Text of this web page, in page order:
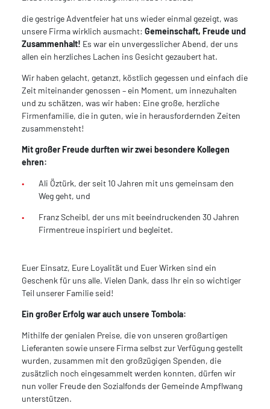
die gestrige Adventfeier hat uns wieder einmal gezeigt, was
unsere Firma wirklich ausmacht: Gemeinschaft, Freude und
Zusammenhalt! Es war ein unvergesslicher Abend, der uns
allen ein herzliches Lachen ins Gesicht gezaubert hat.
Wir haben gelacht, getanzt, köstlich gegessen und einfach die
Zeit miteinander genossen – ein Moment, um innezuhalten
und zu schätzen, was wir haben: Eine große, herzliche
Firmenfamilie, die in guten, wie in herausfordernden Zeiten
zusammensteht!
Mit großer Freude durften wir zwei besondere Kollegen
ehren:
Ali Öztürk, der seit 10 Jahren mit uns gemeinsam den
Weg geht, und
Franz Scheibl, der uns mit beeindruckenden 30 Jahren
Firmentreue inspiriert und begleitet.
Euer Einsatz, Eure Loyalität und Euer Wirken sind ein
Geschenk für uns alle. Vielen Dank, dass Ihr ein so wichtiger
Teil unserer Familie seid!
Ein großer Erfolg war auch unsere Tombola:
Mithilfe der genialen Preise, die von unseren großartigen
Lieferanten sowie unsere Firma selbst zur Verfügung gestellt
wurden, zusammen mit den großzügigen Spenden, die
zusätzlich noch eingesammelt werden konnten, dürfen wir
nun voller Freude den Sozialfonds der Gemeinde Ampflwang
unterstützen.